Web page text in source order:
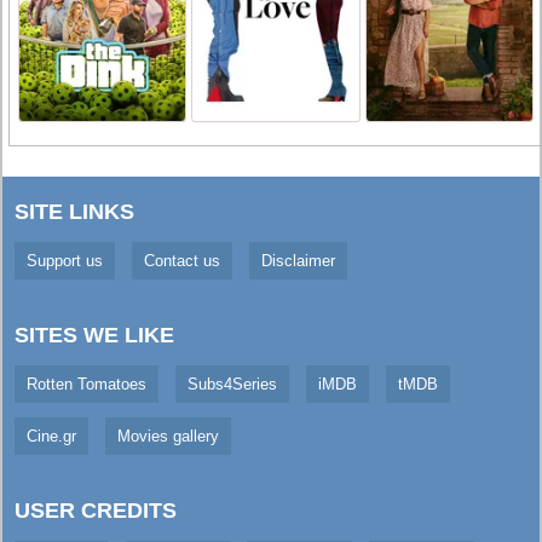
SITE LINKS
Support us Contact us Disclaimer
SITES WE LIKE
Rotten Tomatoes Subs4Series iMDB tMDB
Cine.gr Movies gallery
USER CREDITS